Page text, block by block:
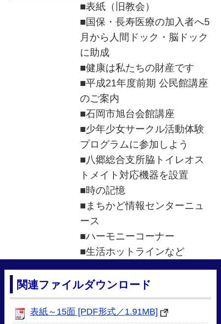
■表紙（旧教会）
■国保・長寿医療の加入者へ5
月から人間ドック・脳ドック
に助成
■健康は私たちの財産です
■平成21年度前期 公民館講座
のご案内
■石岡市旭台会館講座
■少年少女サークル活動体験
プログラムに参加しよう
■八郷総合支所脇トイレオス
トメイト対応機器を設置
■時の記憶
■まちかど情報センターニュ
ース
■ハーモニーコーナー
■生活ホットラインなど
関連ファイルダウンロード
表紙～15面 [PDF形式／1.91MB]